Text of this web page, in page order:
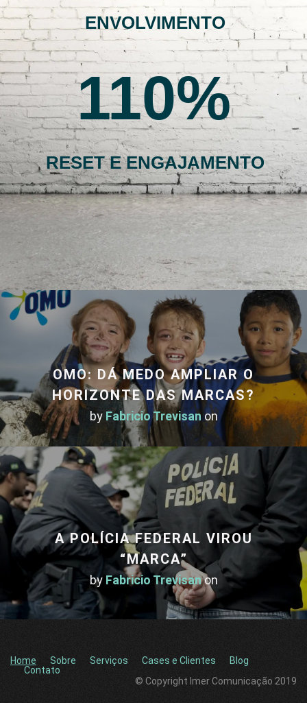
ENVOLVIMENTO
110
RESET E ENGAJAMENTO
OMO: DÁ MEDO AMPLIAR O
HORIZONTE DAS MARCAS?
by Fabricio Trevisanon
A POLÍCIA FEDERAL VIROU
“MARCA”
by Fabricio Trevisanon
Home Sobre Serviços Cases e Clientes
Blog
Contato
© Copyright Imer Comunicação 2019